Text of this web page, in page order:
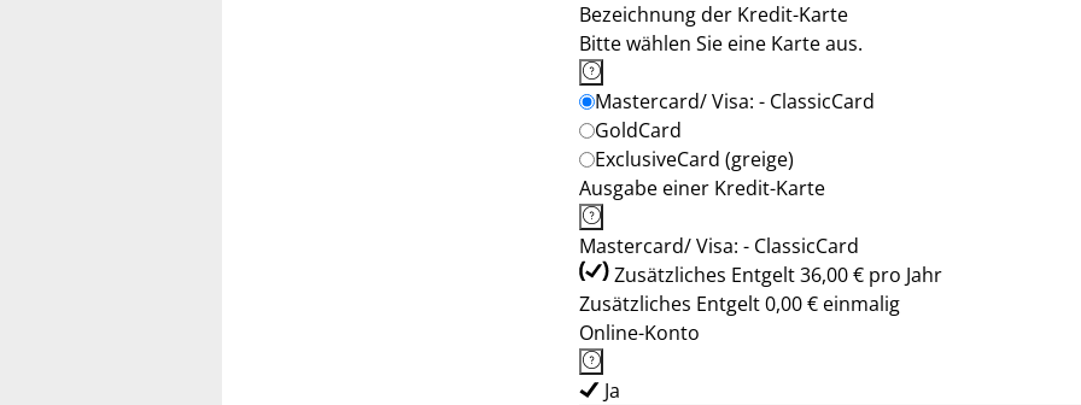
Bezeichnung der Kredit-Karte
Bitte wählen Sie eine Karte aus.
Mastercard/ Visa: - ClassicCard
GoldCard
ExclusiveCard (greige)
Ausgabe einer Kredit-Karte
Mastercard/ Visa: - ClassicCard
Zusätzliches Entgelt 36,00 € pro Jahr
Zusätzliches Entgelt 0,00 € einmalig
Online-Konto
Ja